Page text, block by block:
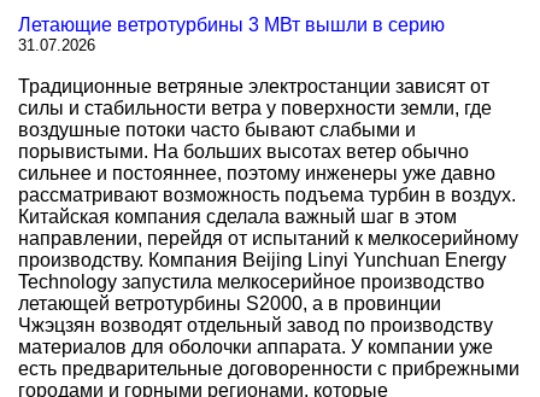
Летающие ветротурбины 3 МВт вышли в серию
31.07.2026
Традиционные ветряные электростанции зависят от
силы и стабильности ветра у поверхности земли, где
воздушные потоки часто бывают слабыми и
порывистыми. На больших высотах ветер обычно
сильнее и постояннее, поэтому инженеры уже давно
рассматривают возможность подъема турбин в воздух.
Китайская компания сделала важный шаг в этом
направлении, перейдя от испытаний к мелкосерийному
производству. Компания Beijing Linyi Yunchuan Energy
Technology запустила мелкосерийное производство
летающей ветротурбины S2000, а в провинции
Чжэцзян возводят отдельный завод по производству
материалов для оболочки аппарата. У компании уже
есть предварительные договоренности с прибрежными
городами и горными регионами, которые